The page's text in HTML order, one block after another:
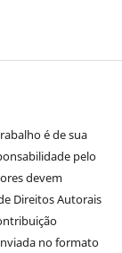
é de sua
pelo
devem
Direitos Autorais
no formato